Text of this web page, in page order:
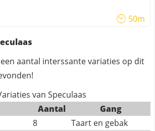
50m
aantal interssante variaties op dit
van Speculaas
Aantal
Gang
8
Taart en gebak